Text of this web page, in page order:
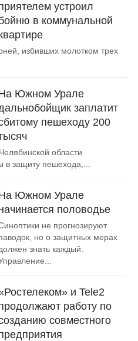
устроил
в коммунальной
избивших молотком трех
Южном Урале
заплатит
пешеходу 200
области
в защиту пешехода,...
Южном Урале
половодье
не прогнозируют
но о защитных мерах
знать каждый.
и Tele2
работу по
совместного